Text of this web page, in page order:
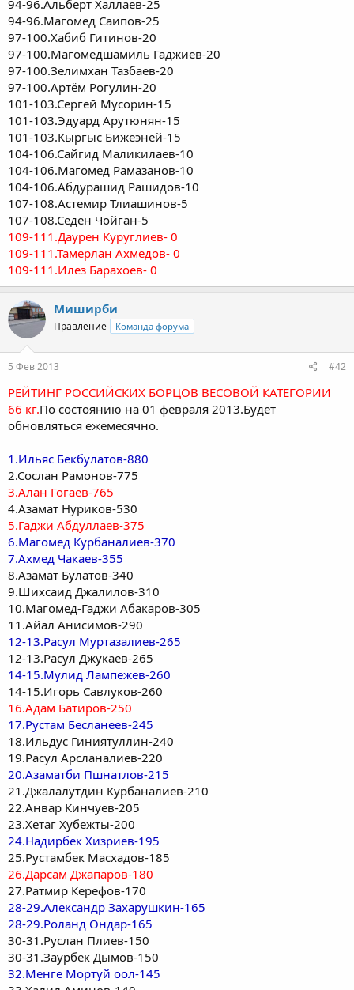
94-96.Альберт Халлаев-25
94-96.Магомед Саипов-25
97-100.Хабиб Гитинов-20
97-100.Магомедшамиль Гаджиев-20
97-100.Зелимхан Тазбаев-20
97-100.Артём Рогулин-20
101-103.Сергей Мусорин-15
101-103.Эдуард Арутюнян-15
101-103.Кыргыс Бижеэней-15
104-106.Сайгид Маликилаев-10
104-106.Магомед Рамазанов-10
104-106.Абдурашид Рашидов-10
107-108.Астемир Тлиашинов-5
107-108.Седен Чойган-5
109-111.Даурен Куруглиев- 0
109-111.Тамерлан Ахмедов- 0
109-111.Илез Барахоев- 0
Миширби
Правление Команда форума
5 Фев 2013 #42
РЕЙТИНГ РОССИЙСКИХ БОРЦОВ ВЕСОВОЙ КАТЕГОРИИ
66 кг.По состоянию на 01 февраля 2013.Будет
обновляться ежемесячно.
1.Ильяс Бекбулатов-880
2.Сослан Рамонов-775
3.Алан Гогаев-765
4.Азамат Нуриков-530
5.Гаджи Абдуллаев-375
6.Магомед Курбаналиев-370
7.Ахмед Чакаев-355
8.Азамат Булатов-340
9.Шихсаид Джалилов-310
10.Магомед-Гаджи Абакаров-305
11.Айал Анисимов-290
12-13.Расул Муртазалиев-265
12-13.Расул Джукаев-265
14-15.Мулид Лампежев-260
14-15.Игорь Савлуков-260
16.Адам Батиров-250
17.Рустам Бесланеев-245
18.Ильдус Гиниятуллин-240
19.Расул Арсланалиев-220
20.Азаматби Пшнатлов-215
21.Джалалутдин Курбаналиев-210
22.Анвар Кинчуев-205
23.Хетаг Хубежты-200
24.Надирбек Хизриев-195
25.Рустамбек Масхадов-185
26.Дарсам Джапаров-180
27.Ратмир Керефов-170
28-29.Александр Захарушкин-165
28-29.Роланд Ондар-165
30-31.Руслан Плиев-150
30-31.Заурбек Дымов-150
32.Менге Мортуй оол-145